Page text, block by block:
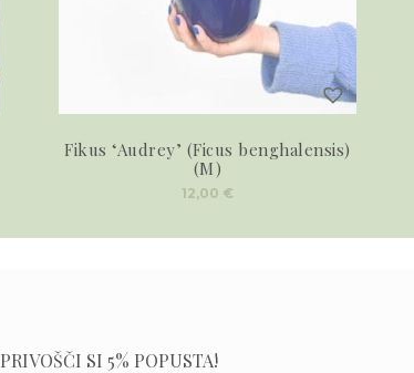
Fikus ‘Audrey’ (Ficus benghalensis)
(M)
12,00 €
PRIVOŠČI SI 5% POPUSTA!